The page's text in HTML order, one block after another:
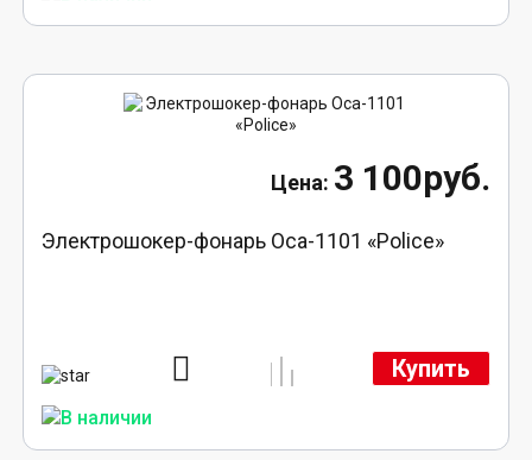
3 100руб.
Электрошокер-фонарь Оса-1101 «Police»
Купить